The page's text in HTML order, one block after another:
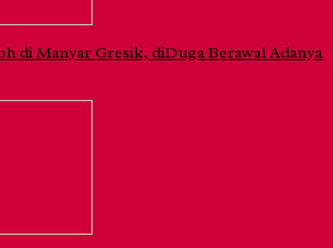
di Manyar Gresik, diDuga Berawal Adanya